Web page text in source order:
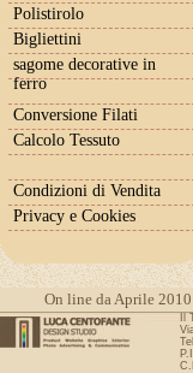
Polistirolo
Bigliettini
sagome decorative in
ferro
Conversione Filati
Calcolo Tessuto
Condizioni di Vendita
Privacy e Cookies
On line da Aprile
Il